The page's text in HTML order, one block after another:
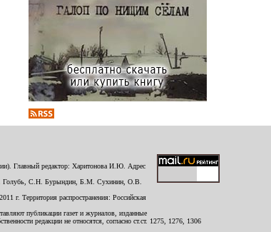
Главный редактор: Харитонова И.Ю. Адрес
Голубь, С.Н. Бурындин, Б.М. Сухинин, О.В.
г. Территория распространения: Российская
публикации газет и журналов, изданные
редакции не относятся, согласно ст.ст. 1275, 1276, 1306